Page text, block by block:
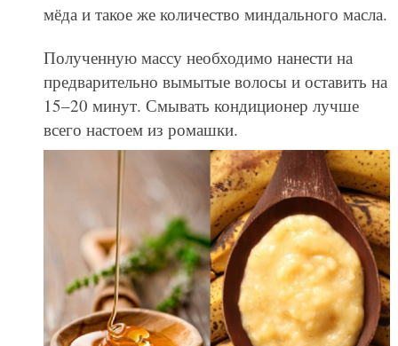
мёда и такое же количество миндального масла.
Полученную массу необходимо нанести на
предварительно вымытые волосы и оставить на
15–20 минут. Смывать кондиционер лучше
всего настоем из ромашки.